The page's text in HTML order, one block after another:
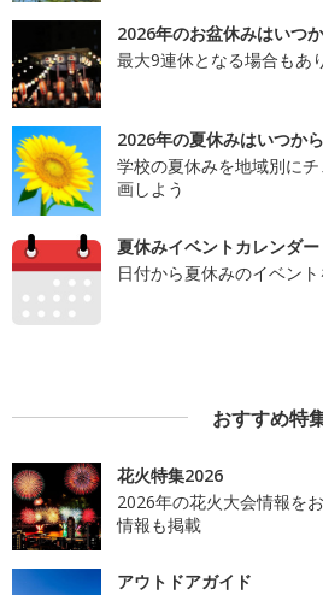
2026年のお盆休みはいつ
最大9連休となる場合もあ
2026年の夏休みはいつか
学校の夏休みを地域別に
画しよう
夏休みイベントカレンダー
日付から夏休みのイベン
おすすめ特
花火特集2026
2026年の花火大会情報を
情報も掲載
アウトドアガイド